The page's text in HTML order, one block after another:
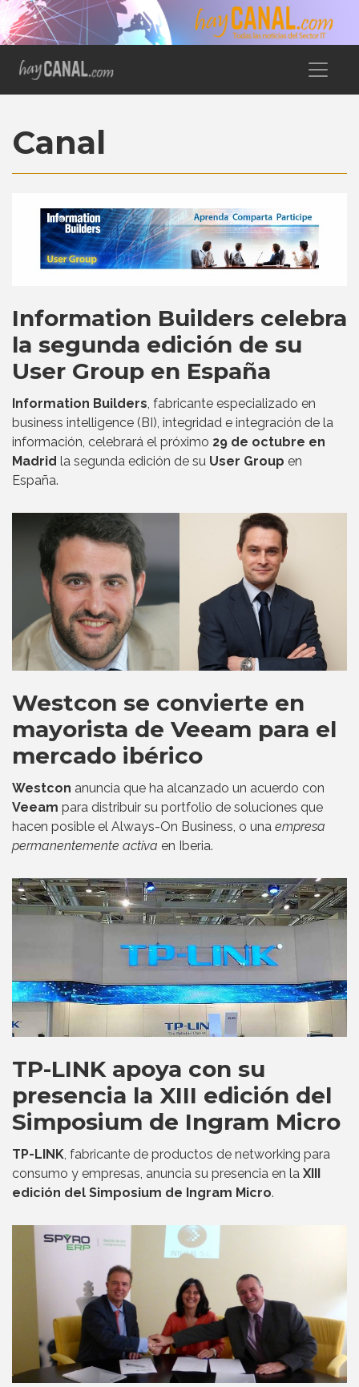
Canal
Information Builders celebra
la segunda edición de su
User Group en España
Information Builders, fabricante especializado en
business intelligence (BI), integridad e integración de la
información, celebrará el próximo 29 de octubre en
Madrid la segunda edición de su User Group en
España.
Westcon se convierte en
mayorista de Veeam para el
mercado ibérico
Westcon anuncia que ha alcanzado un acuerdo con
Veeam para distribuir su portfolio de soluciones que
hacen posible el Always-On Business, o una empresa
permanentemente activa en Iberia.
TP-LINK apoya con su
presencia la XIII edición del
Simposium de Ingram Micro
TP-LINK, fabricante de productos de networking para
consumo y empresas, anuncia su presencia en la XIII
edición del Simposium de Ingram Micro.